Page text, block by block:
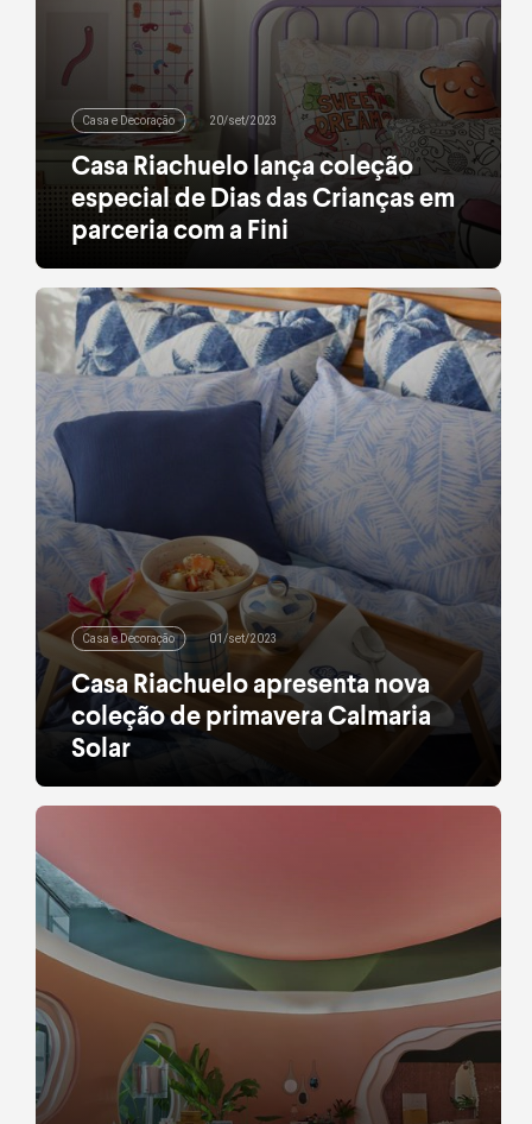
Casa e Decoração 20/set/2023
Casa Riachuelo lança coleção
especial de Dias das Crianças em
parceria com a Fini
Coleção conta com jogos de cama, toalhas e
almofadas com estampas inspiradas nos doces da
marca
leia mais
Casa e Decoração 01/set/2023
Casa Riachuelo apresenta nova
coleção de primavera Calmaria
Solar
Itens foram criados para deixar a sua casa com um
clima gostoso de dias mais frescos.